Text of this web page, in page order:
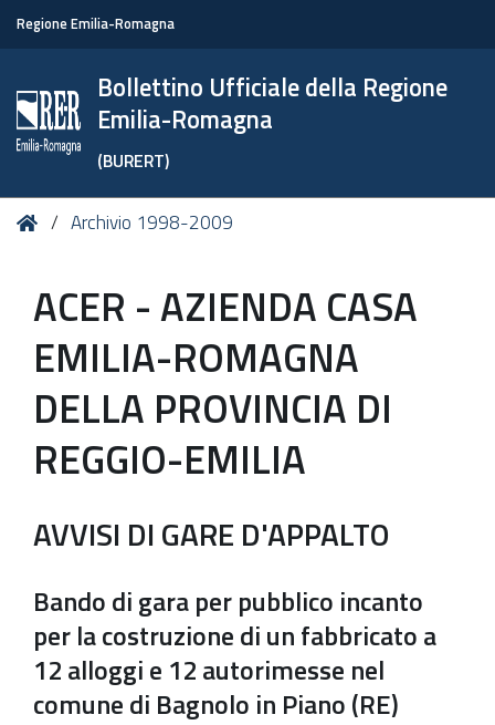
Regione Emilia-Romagna
Bollettino Ufficiale della Regione
Emilia-Romagna
(BURERT)
Tu HomeArchivio 1998-2009
ACER - AZIENDA CASA
EMILIA-ROMAGNA
DELLA PROVINCIA DI
REGGIO-EMILIA
AVVISI DI GARE D'APPALTO
Bando di gara per pubblico incanto
per la costruzione di un fabbricato a
12 alloggi e 12 autorimesse nel
comune di Bagnolo in Piano (RE)